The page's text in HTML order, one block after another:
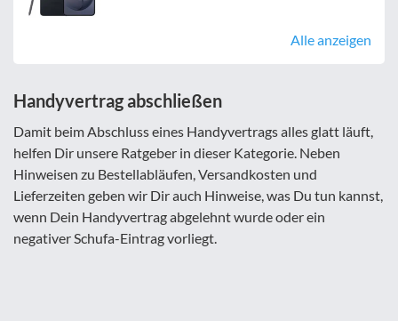
Alle anzeigen
Handyvertrag abschließen
Damit beim Abschluss eines Handyvertrags alles glatt läuft,
helfen Dir unsere Ratgeber in dieser Kategorie. Neben
Hinweisen zu Bestellabläufen, Versandkosten und
Lieferzeiten geben wir Dir auch Hinweise, was Du tun kannst,
wenn Dein Handyvertrag abgelehnt wurde oder ein
negativer Schufa-Eintrag vorliegt.